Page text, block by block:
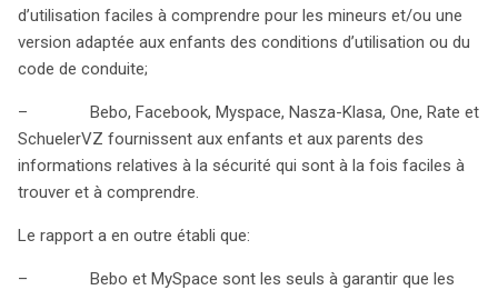
d’utilisation faciles à comprendre pour les mineurs et/ou une
version adaptée aux enfants des conditions d’utilisation ou du
code de conduite;
– Bebo, Facebook, Myspace, Nasza-Klasa, One, Rate et
SchuelerVZ fournissent aux enfants et aux parents des
informations relatives à la sécurité qui sont à la fois faciles à
trouver et à comprendre.
Le rapport a en outre établi que:
– Bebo et MySpace sont les seuls à garantir que les